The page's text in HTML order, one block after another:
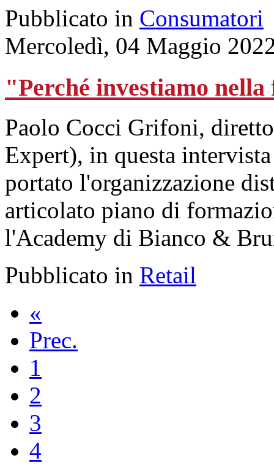
Pubblicato in Consumatori
Mercoledì, 04 Maggio
"Perché investiamo
Paolo Cocci Grifoni,
Expert), in questa
portato l'organizzazione
articolato piano di
l'Academy di Bianco &
Pubblicato in Retail
«
Prec.
1
2
3
4